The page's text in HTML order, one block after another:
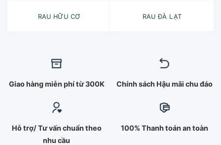
RAU HỮU CƠ RAU ĐÀ LẠT
Giao hàng miễn phí từ 300K Chính sách Hậu mãi chu đáo
Hỗ trợ/ Tư vấn chuẩn theo
nhu cầu
100% Thanh toán an toàn